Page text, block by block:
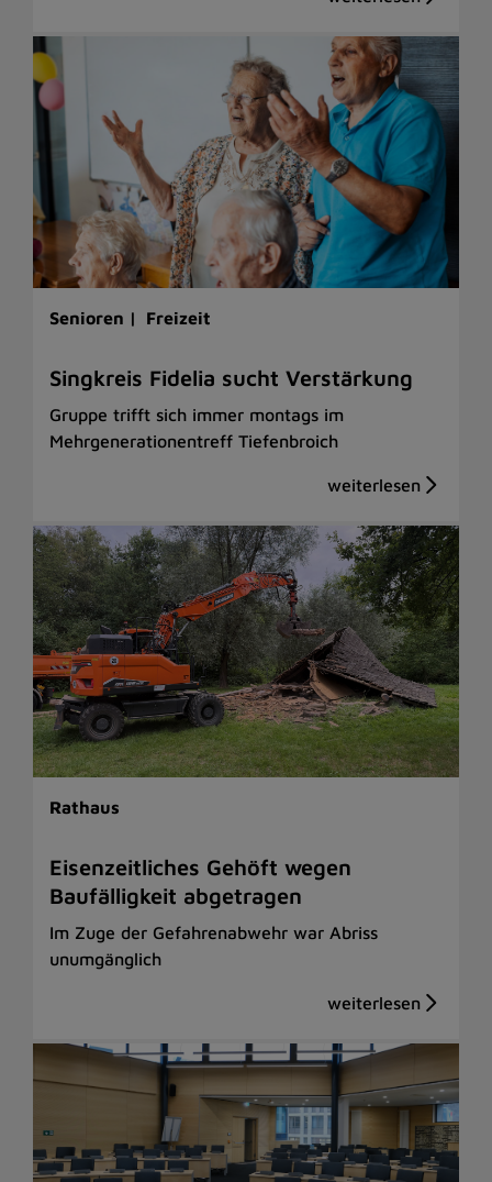
Senioren | Freizeit
Singkreis Fidelia sucht Verstärkung
Gruppe trifft sich immer montags im
Mehrgenerationentreff Tiefenbroich
Rathaus
Eisenzeitliches Gehöft wegen
Baufälligkeit abgetragen
Im Zuge der Gefahrenabwehr war Abriss
unumgänglich